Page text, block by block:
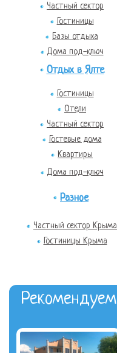
Частный сектор
Гостиницы
Базы отдыха
Дома под-ключ
Отдых в Ялте
Гостиницы
Отели
Частный сектор
Гостевые дома
Квартиры
Дома под-ключ
Разное
Частный сектор Крыма
Гостиницы Крыма
Рекомендуем